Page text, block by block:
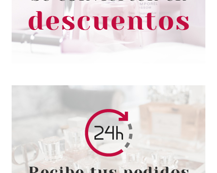
Pvr 2.70€
-43%
desde
1.55€
SALLY HANSEN
SALLY HANSEN SALON GEL